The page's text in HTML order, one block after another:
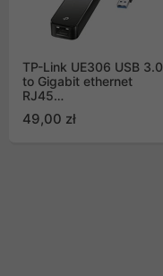
TP-Link UE306 USB 3.0
to Gigabit ethernet
RJ45
49,00 zł